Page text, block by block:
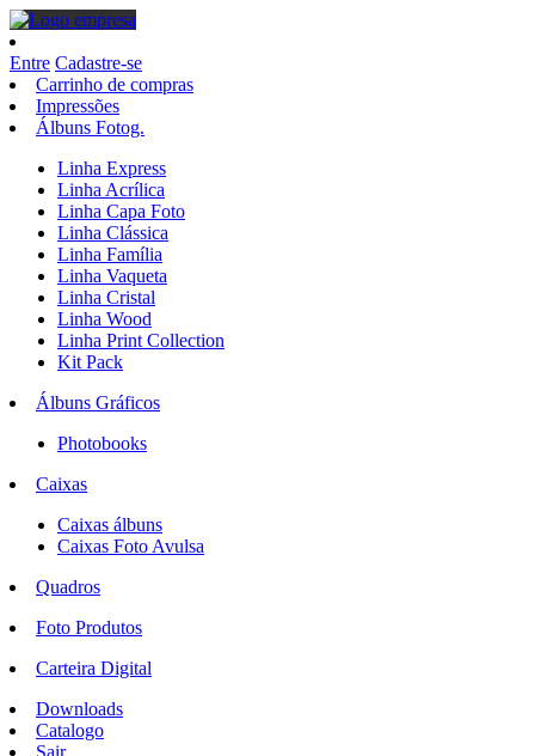
Entre Cadastre-se
Carrinho de compras
Impressões
Álbuns Fotog.
Linha Express
Linha Acrílica
Linha Capa Foto
Linha Clássica
Linha Família
Linha Vaqueta
Linha Cristal
Linha Wood
Linha Print Collection
Kit Pack
Álbuns Gráficos
Photobooks
Caixas
Caixas álbuns
Caixas Foto Avulsa
Quadros
Foto Produtos
Carteira Digital
Downloads
Catalogo
Sair